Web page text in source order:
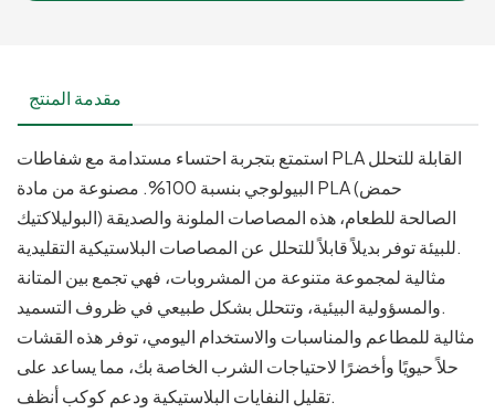
مقدمة المنتج
استمتع بتجربة احتساء مستدامة مع شفاطات PLA القابلة للتحلل
البيولوجي بنسبة 100%. مصنوعة من مادة PLA (حمض
البوليلاكتيك) الصالحة للطعام، هذه المصاصات الملونة والصديقة
للبيئة توفر بديلاً قابلاً للتحلل عن المصاصات البلاستيكية التقليدية.
مثالية لمجموعة متنوعة من المشروبات، فهي تجمع بين المتانة
والمسؤولية البيئية، وتتحلل بشكل طبيعي في ظروف التسميد.
مثالية للمطاعم والمناسبات والاستخدام اليومي، توفر هذه القشات
حلاً حيويًا وأخضرًا لاحتياجات الشرب الخاصة بك، مما يساعد على
تقليل النفايات البلاستيكية ودعم كوكب أنظف.